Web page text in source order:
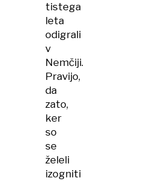
tistega
leta
odigrali
v
Nemčiji.
Pravijo,
da
zato,
ker
so
se
želeli
izogniti